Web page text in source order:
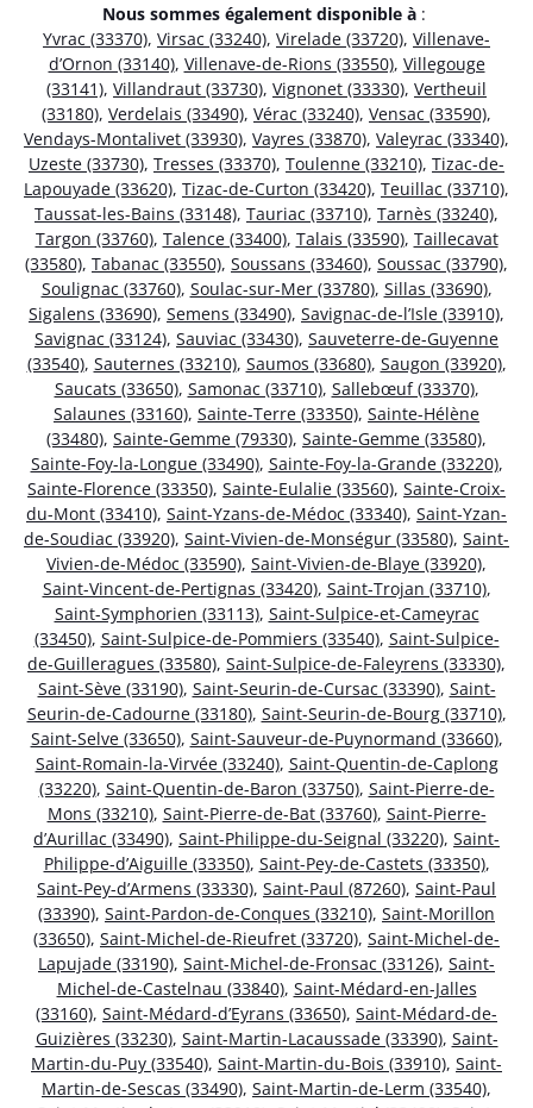
Nous sommes également disponible à :
Yvrac (33370), Virsac (33240), Virelade (33720), Villenave-
d’Ornon (33140), Villenave-de-Rions (33550), Villegouge
(33141), Villandraut (33730), Vignonet (33330), Vertheuil
(33180), Verdelais (33490), Vérac (33240), Vensac (33590),
Vendays-Montalivet (33930), Vayres (33870), Valeyrac (33340),
Uzeste (33730), Tresses (33370), Toulenne (33210), Tizac-de-
Lapouyade (33620), Tizac-de-Curton (33420), Teuillac (33710),
Taussat-les-Bains (33148), Tauriac (33710), Tarnès (33240),
Targon (33760), Talence (33400), Talais (33590), Taillecavat
(33580), Tabanac (33550), Soussans (33460), Soussac (33790),
Soulignac (33760), Soulac-sur-Mer (33780), Sillas (33690),
Sigalens (33690), Semens (33490), Savignac-de-l’Isle (33910),
Savignac (33124), Sauviac (33430), Sauveterre-de-Guyenne
(33540), Sauternes (33210), Saumos (33680), Saugon (33920),
Saucats (33650), Samonac (33710), Sallebœuf (33370),
Salaunes (33160), Sainte-Terre (33350), Sainte-Hélène
(33480), Sainte-Gemme (79330), Sainte-Gemme (33580),
Sainte-Foy-la-Longue (33490), Sainte-Foy-la-Grande (33220),
Sainte-Florence (33350), Sainte-Eulalie (33560), Sainte-Croix-
du-Mont (33410), Saint-Yzans-de-Médoc (33340), Saint-Yzan-
de-Soudiac (33920), Saint-Vivien-de-Monségur (33580), Saint-
Vivien-de-Médoc (33590), Saint-Vivien-de-Blaye (33920),
Saint-Vincent-de-Pertignas (33420), Saint-Trojan (33710),
Saint-Symphorien (33113), Saint-Sulpice-et-Cameyrac
(33450), Saint-Sulpice-de-Pommiers (33540), Saint-Sulpice-
de-Guilleragues (33580), Saint-Sulpice-de-Faleyrens (33330),
Saint-Sève (33190), Saint-Seurin-de-Cursac (33390), Saint-
Seurin-de-Cadourne (33180), Saint-Seurin-de-Bourg (33710),
Saint-Selve (33650), Saint-Sauveur-de-Puynormand (33660),
Saint-Romain-la-Virvée (33240), Saint-Quentin-de-Caplong
(33220), Saint-Quentin-de-Baron (33750), Saint-Pierre-de-
Mons (33210), Saint-Pierre-de-Bat (33760), Saint-Pierre-
d’Aurillac (33490), Saint-Philippe-du-Seignal (33220), Saint-
Philippe-d’Aiguille (33350), Saint-Pey-de-Castets (33350),
Saint-Pey-d’Armens (33330), Saint-Paul (87260), Saint-Paul
(33390), Saint-Pardon-de-Conques (33210), Saint-Morillon
(33650), Saint-Michel-de-Rieufret (33720), Saint-Michel-de-
Lapujade (33190), Saint-Michel-de-Fronsac (33126), Saint-
Michel-de-Castelnau (33840), Saint-Médard-en-Jalles
(33160), Saint-Médard-d’Eyrans (33650), Saint-Médard-de-
Guizières (33230), Saint-Martin-Lacaussade (33390), Saint-
Martin-du-Puy (33540), Saint-Martin-du-Bois (33910), Saint-
Martin-de-Sescas (33490), Saint-Martin-de-Lerm (33540),